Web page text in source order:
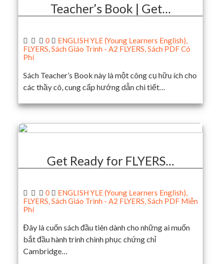
Teacher’s Book | Get…
0 ENGLISH YLE (Young Learners English),
FLYERS,Sách Giáo Trình - A2 FLYERS,Sách PDF Có
Phí
Sách Teacher’s Book này là một công cụ hữu ích cho
các thầy cô, cung cấp hướng dẫn chi tiết…
Get Ready for FLYERS…
0 ENGLISH YLE (Young Learners English),
FLYERS,Sách Giáo Trình - A2 FLYERS,Sách PDF Miễn
Phí
Đây là cuốn sách đầu tiên dành cho những ai muốn
bắt đầu hành trình chinh phục chứng chỉ
Cambridge…